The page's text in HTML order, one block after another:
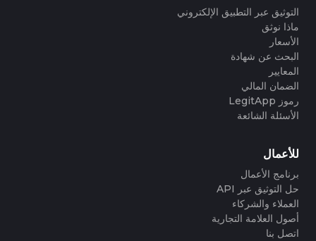
التوثيق عبر التطبيق الإلكتروني
ماذا نوثق
الأسعار
البحث عن شهادة
المعايير
الضمان المالي
رموز LegitApp
الأسئلة الشائعة
للأعمال
برنامج الأعمال
حل التوثيق عبر API
العملاء والشركاء
أصول العلامة التجارية
اتصل بنا